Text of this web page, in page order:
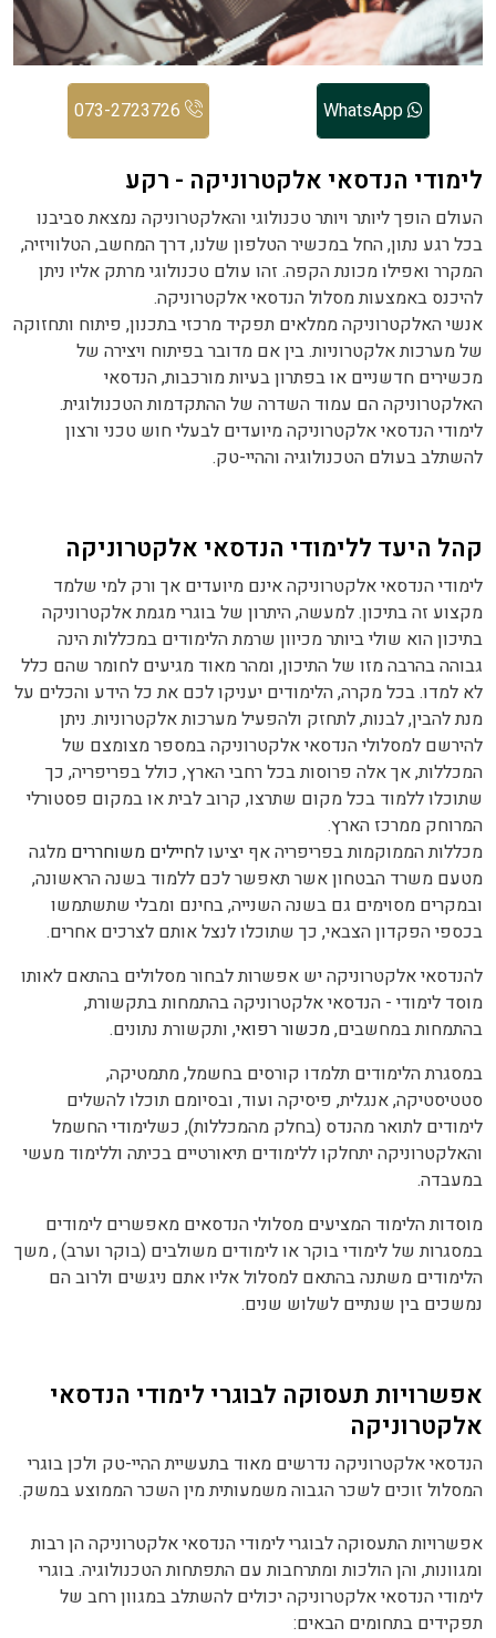
WhatsApp
לימודי הנדסאי אלקטרוניקה - רקע
העולם הופך ליותר ויותר טכנולוגי והאלקטרוניקה נמצאת סביבנו
בכל רגע נתון, החל במכשיר הטלפון שלנו, דרך המחשב, הטלוויזיה,
המקרר ואפילו מכונת הקפה. זהו עולם טכנולוגי מרתק אליו ניתן
להיכנס באמצעות מסלול הנדסאי אלקטרוניקה.
אנשי האלקטרוניקה ממלאים תפקיד מרכזי בתכנון, פיתוח ותחזוקה
של מערכות אלקטרוניות. בין אם מדובר בפיתוח ויצירה של
מכשירים חדשניים או בפתרון בעיות מורכבות, הנדסאי
האלקטרוניקה הם עמוד השדרה של ההתקדמות הטכנולוגית.
לימודי הנדסאי אלקטרוניקה מיועדים לבעלי חוש טכני ורצון
להשתלב בעולם הטכנולוגיה וההיי-טק.
קהל היעד ללימודי הנדסאי אלקטרוניקה
לימודי הנדסאי אלקטרוניקה אינם מיועדים אך ורק למי שלמד
מקצוע זה בתיכון. למעשה, היתרון של בוגרי מגמת אלקטרוניקה
בתיכון הוא שולי ביותר מכיוון שרמת הלימודים במכללות הינה
גבוהה בהרבה מזו של התיכון, ומהר מאוד מגיעים לחומר שהם כלל
לא למדו. בכל מקרה, הלימודים יעניקו לכם את כל הידע והכלים על
מנת להבין, לבנות, לתחזק ולהפעיל מערכות אלקטרוניות. ניתן
להירשם למסלולי הנדסאי אלקטרוניקה במספר מצומצם של
המכללות, אך אלה פרוסות בכל רחבי הארץ, כולל בפריפריה, כך
שתוכלו ללמוד בכל מקום שתרצו, קרוב לבית או במקום פסטורלי
המרוחק ממרכז הארץ.
מכללות הממוקמות בפריפריה אף יציעו לחיילים משוחררים מלגה
מטעם משרד הבטחון אשר תאפשר לכם ללמוד בשנה הראשונה,
ובמקרים מסוימים גם בשנה השנייה, בחינם ומבלי שתשתמשו
בכספי הפקדון הצבאי, כך שתוכלו לנצל אותם לצרכים אחרים.
להנדסאי אלקטרוניקה יש אפשרות לבחור מסלולים בהתאם לאותו
מוסד לימודי - הנדסאי אלקטרוניקה בהתמחות בתקשורת,
בהתמחות במחשבים,מכשור רפואי, ותקשורת נתונים.
במסגרת הלימודים תלמדו קורסים בחשמל, מתמטיקה,
סטטיסטיקה, אנגלית, פיסיקה ועוד, ובסיומם תוכלו להשלים
לימודים לתואר מהנדס (בחלק מהמכללות), כשלימודי החשמל
והאלקטרוניקה יתחלקו ללימודים תיאורטיים בכיתה וללימוד מעשי
במעבדה.
מוסדות הלימוד המציעים מסלולי הנדסאים מאפשרים לימודים
במסגרות של לימודי בוקר או לימודים משולבים (בוקר וערב) , משך
הלימודים משתנה בהתאם למסלול אליו אתם ניגשים ולרוב הם
נמשכים בין שנתיים לשלוש שנים.
אפשרויות תעסוקה לבוגרי לימודי הנדסאי
אלקטרוניקה
הנדסאי אלקטרוניקה נדרשים מאוד בתעשיית ההיי-טק ולכן בוגרי
המסלול זוכים לשכר הגבוה משמעותית מין השכר הממוצע במשק.
אפשרויות התעסוקה לבוגרי לימודי הנדסאי אלקטרוניקה הן רבות
ומגוונות, והן הולכות ומתרחבות עם התפתחות הטכנולוגיה. בוגרי
לימודי הנדסאי אלקטרוניקה יכולים להשתלב במגוון רחב של
תפקידים בתחומים הבאים: